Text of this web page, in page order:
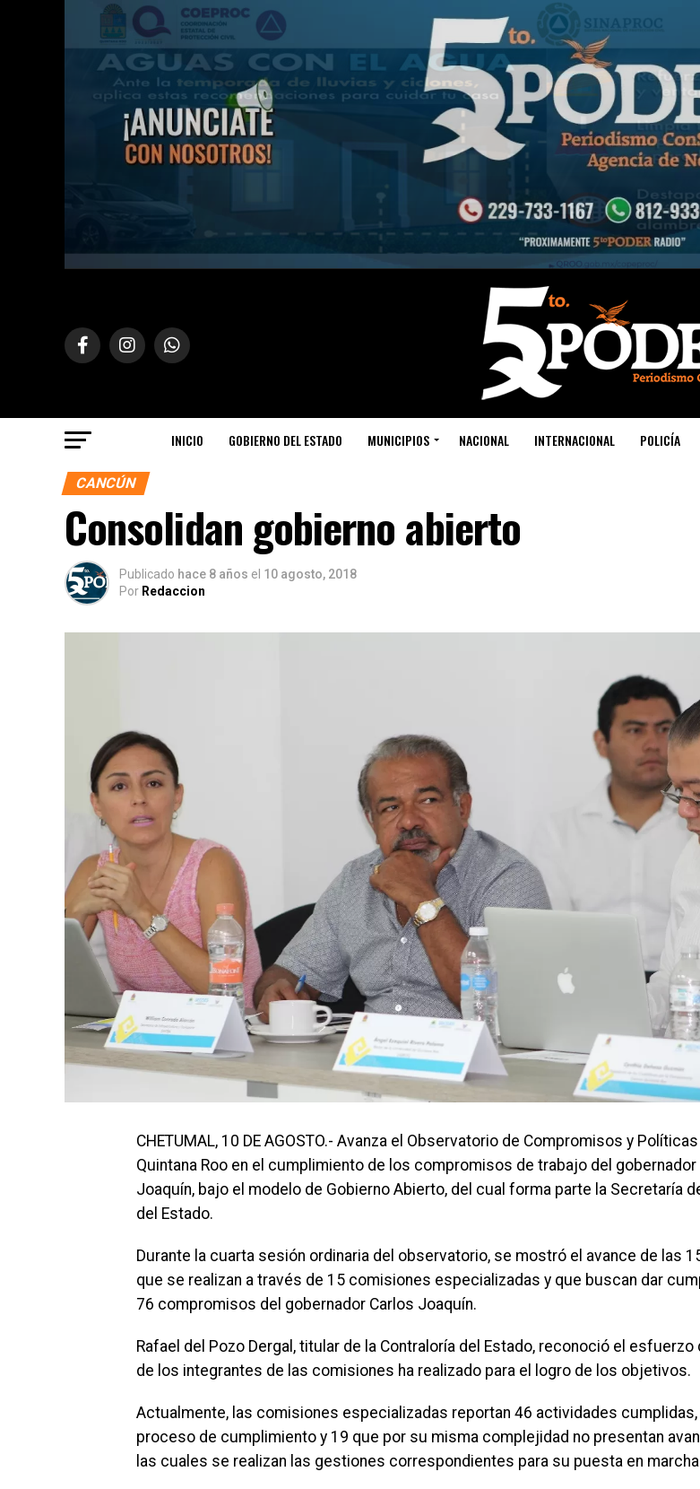
INICIO GOBIERNO DEL ESTADO MUNICIPIOS NACIONAL INTERNACIONAL POLICÍA
CANCÚN
Consolidan gobierno abierto
Publicado hace 8 años el 10 agosto, 2018
Por Redaccion
CHETUMAL, 10 DE AGOSTO.- Avanza el Observatorio de Compromisos y
Quintana Roo en el cumplimiento de los compromisos de trabajo del gobernador
Joaquín, bajo el modelo de Gobierno Abierto, del cual forma parte la Secretaría
del Estado.
Durante la cuarta sesión ordinaria del observatorio, se mostró el avance de las
que se realizan a través de 15 comisiones especializadas y que buscan dar
76 compromisos del gobernador Carlos Joaquín.
Rafael del Pozo Dergal, titular de la Contraloría del Estado, reconoció el esfuerzo
de los integrantes de las comisiones ha realizado para el logro de los objetivos.
Actualmente, las comisiones especializadas reportan 46 actividades cumplidas,
proceso de cumplimiento y 19 que por su misma complejidad no presentan
las cuales se realizan las gestiones correspondientes para su puesta en